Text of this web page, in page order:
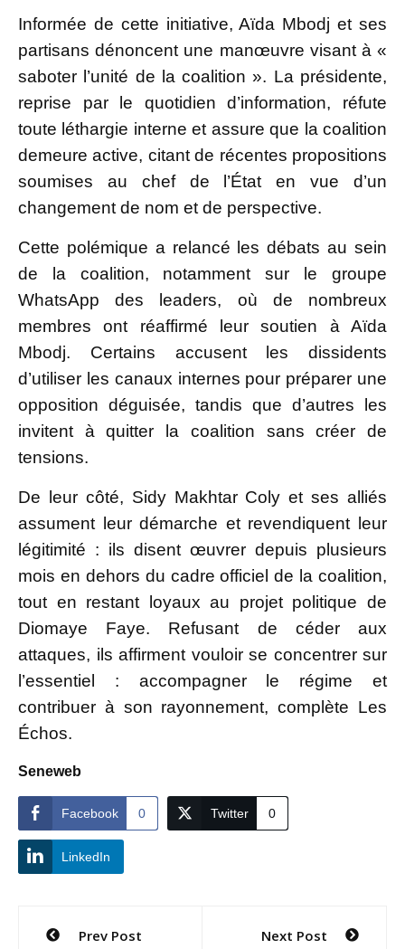
Informée de cette initiative, Aïda Mbodj et ses
partisans dénoncent une manœuvre visant à «
saboter l’unité de la coalition ». La présidente,
reprise par le quotidien d’information, réfute
toute léthargie interne et assure que la coalition
demeure active, citant de récentes propositions
soumises au chef de l’État en vue d’un
changement de nom et de perspective.
Cette polémique a relancé les débats au sein
de la coalition, notamment sur le groupe
WhatsApp des leaders, où de nombreux
membres ont réaffirmé leur soutien à Aïda
Mbodj. Certains accusent les dissidents
d’utiliser les canaux internes pour préparer une
opposition déguisée, tandis que d’autres les
invitent à quitter la coalition sans créer de
tensions.
De leur côté, Sidy Makhtar Coly et ses alliés
assument leur démarche et revendiquent leur
légitimité : ils disent œuvrer depuis plusieurs
mois en dehors du cadre officiel de la coalition,
tout en restant loyaux au projet politique de
Diomaye Faye. Refusant de céder aux
attaques, ils affirment vouloir se concentrer sur
l’essentiel : accompagner le régime et
contribuer à son rayonnement, complète Les
Échos.
Seneweb
Facebook 0 Twitter 0
LinkedIn
Navigation
Prev Post Next Post